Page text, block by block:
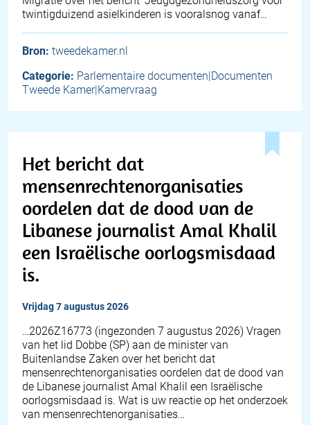
twintigduizend asielkinderen is vooralsnog vanaf…
Bron: tweedekamer.nl
Categorie: Parlementaire documenten|Documenten
Tweede Kamer|Kamervraag
Het bericht dat
mensenrechtenorganisaties
oordelen dat de dood van de
Libanese journalist Amal Khalil
een Israëlische oorlogsmisdaad
is.
vrijdag 7 augustus 2026
… 2026Z16773 (ingezonden 7 augustus 2026) Vragen
van het lid Dobbe (SP) aan de minister van
Buitenlandse Zaken over het bericht dat
mensenrechtenorganisaties oordelen dat de dood van
de Libanese journalist Amal Khalil een Israëlische
oorlogsmisdaad is. Wat is uw reactie op het onderzoek
van mensenrechtenorganisaties…